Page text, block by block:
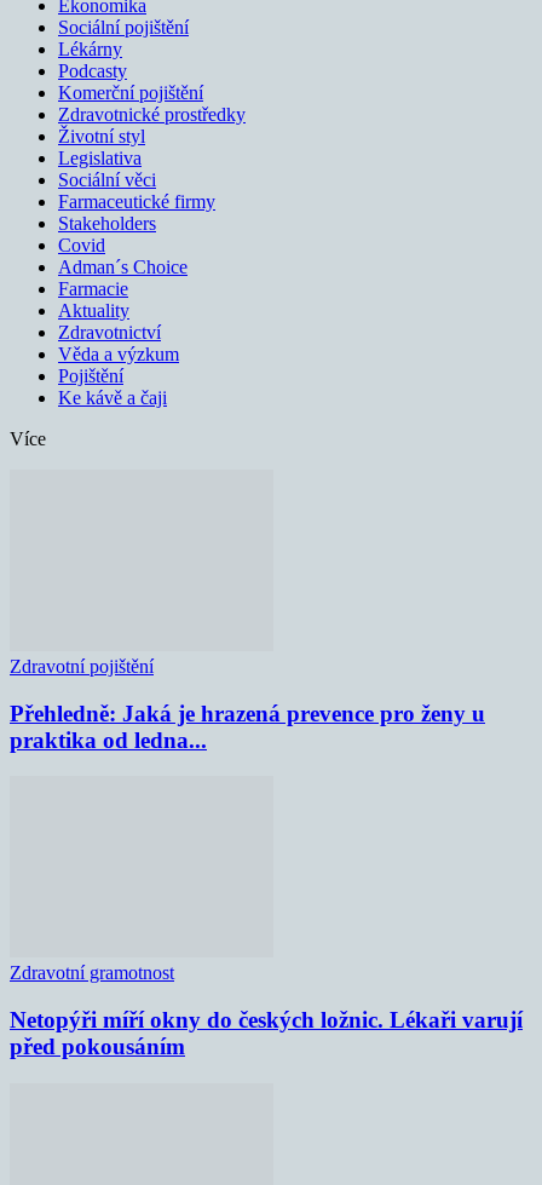
Ekonomika
Sociální pojištění
Lékárny
Podcasty
Komerční pojištění
Zdravotnické prostředky
Životní styl
Legislativa
Sociální věci
Farmaceutické firmy
Stakeholders
Covid
Adman´s Choice
Farmacie
Aktuality
Zdravotnictví
Věda a výzkum
Pojištění
Ke kávě a čaji
Více
Zdravotní pojištění
Přehledně: Jaká je hrazená prevence pro ženy u
praktika od ledna...
Zdravotní gramotnost
Netopýři míří okny do českých ložnic. Lékaři varují
před pokousáním